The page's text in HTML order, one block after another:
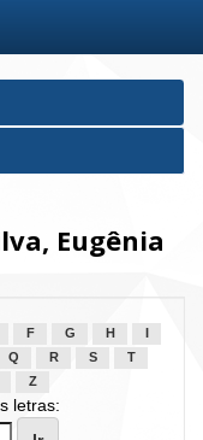
Eugênia
F G H
Q R S
T
Z
letras: